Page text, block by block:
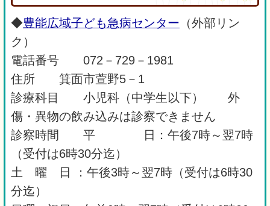
◆豊能広域子ども急病センター （外部リン
ク）
電話番号 072－729－1981
住所 箕面市萱野5－1
診療科目 小児科（中学生以下） 外
傷・異物の飲み込みは診察できません
診察時間 平 日：午後7時～翌7時
（受付は6時30分迄）
土 曜 日 ：午後3時～翌7時（受付は6時30
分迄）